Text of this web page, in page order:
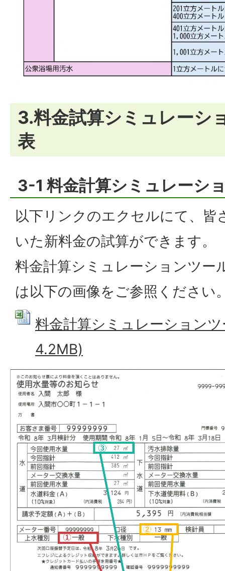
3.料金試算シミュレーシ
表
3-1 料金計算シミュレーシ
以下リンクのエクセルにて、皆
いた新料金の試算ができます。
料金計算シミュレーションツー
は以下の画像をご参照ください
料金計算シミュレーション
4.2MB)